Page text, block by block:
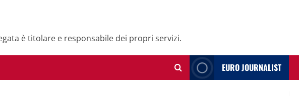
è titolare e responsabile dei propri servizi.
EURO JOURNALIST